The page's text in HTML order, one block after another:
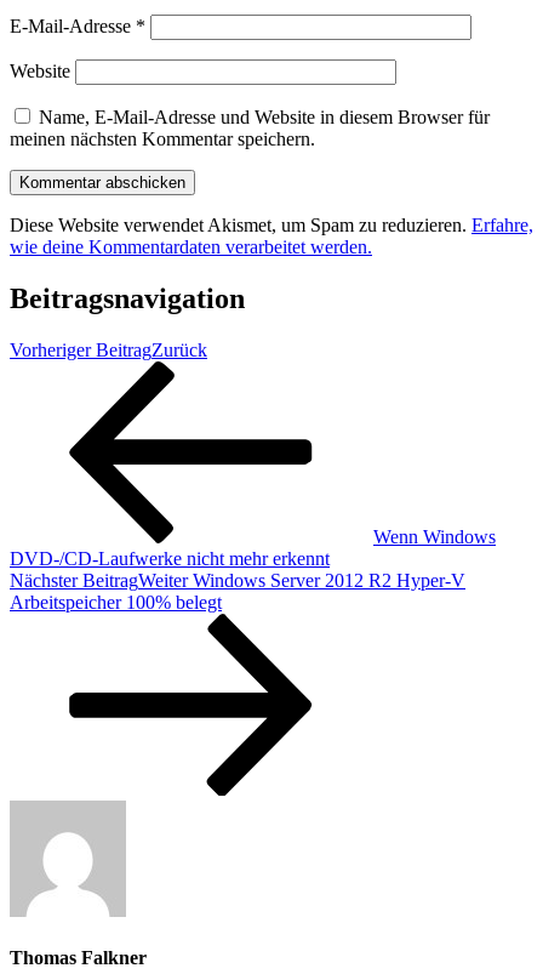
E-Mail-Adresse *
Website
Name, E-Mail-Adresse und Website in diesem Browser für
meinen nächsten Kommentar speichern.
Diese Website verwendet Akismet, um Spam zu reduzieren. Erfahre,
wie deine Kommentardaten verarbeitet werden.
Beitragsnavigation
Vorheriger BeitragZurück
Wenn Windows
DVD-/CD-Laufwerke nicht mehr erkennt
Nächster BeitragWeiter Windows Server 2012 R2 Hyper-V
Arbeitspeicher 100% belegt
Thomas Falkner